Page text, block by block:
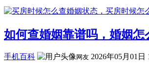
如何查婚姻靠谱吗，婚姻怎
手机百科 网友 2026年05月01日